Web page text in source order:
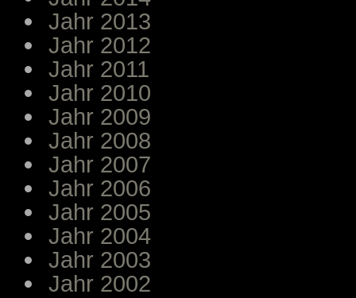
Jahr 2013
Jahr 2012
Jahr 2011
Jahr 2010
Jahr 2009
Jahr 2008
Jahr 2007
Jahr 2006
Jahr 2005
Jahr 2004
Jahr 2003
Jahr 2002